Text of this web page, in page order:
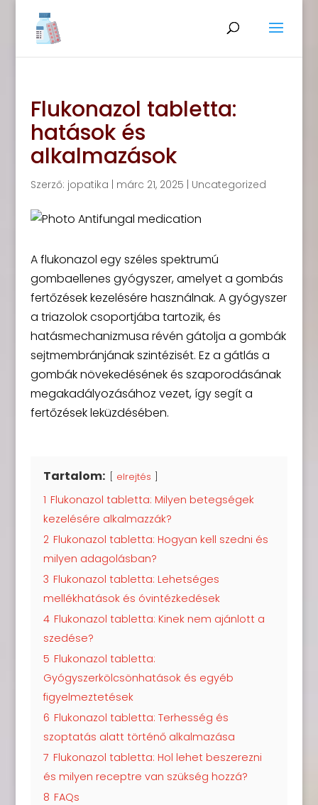
Flukonazol tabletta:
hatások és
alkalmazások
Szerző: jopatika márc 21, 2025 Uncategorized
A flukonazol egy széles spektrumú
gombaellenes gyógyszer, amelyet a gombás
fertőzések kezelésére használnak. A gyógyszer
a triazolok csoportjába tartozik, és
hatásmechanizmusa révén gátolja a gombák
sejtmembránjának szintézisét. Ez a gátlás a
gombák növekedésének és szaporodásának
megakadályozásához vezet, így segít a
fertőzések leküzdésében.
Tartalom: elrejtés
1 Flukonazol tabletta: Milyen betegségek
kezelésére alkalmazzák?
2 Flukonazol tabletta: Hogyan kell szedni és
milyen adagolásban?
3 Flukonazol tabletta: Lehetséges
mellékhatások és óvintézkedések
4 Flukonazol tabletta: Kinek nem ajánlott a
szedése?
5 Flukonazol tabletta:
Gyógyszerkölcsönhatások és egyéb
figyelmeztetések
6 Flukonazol tabletta: Terhesség és
szoptatás alatt történő alkalmazása
7 Flukonazol tabletta: Hol lehet beszerezni
és milyen receptre van szükség hozzá?
8 FAQs